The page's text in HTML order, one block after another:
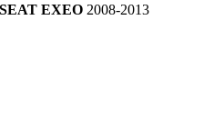
SEAT EXEO 2008-2013